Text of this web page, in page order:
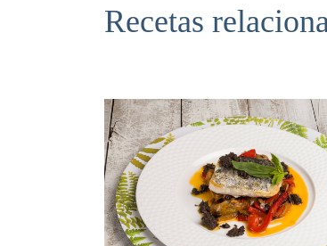
Recetas